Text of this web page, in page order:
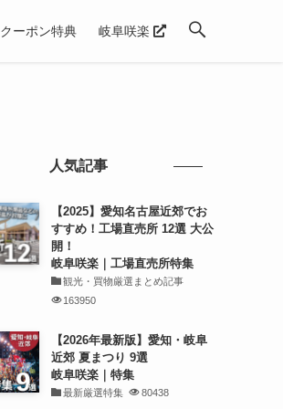
クーポン特典 岐阜咲楽
人気記事
【2025】愛知名古屋近郊でお
すすめ！工場直売所 12選 大公
開！
岐阜咲楽｜工場直売所特集
観光・買物厳選まとめ記事
163950
【2026年最新版】愛知・岐阜
近郊 夏まつり 9選
岐阜咲楽｜特集
最新厳選特集 80438